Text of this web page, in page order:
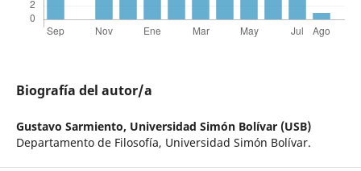
Biografía del autor/a
Gustavo Sarmiento, Universidad Simón Bolívar (USB)
Departamento de Filosofía, Universidad Simón Bolívar.